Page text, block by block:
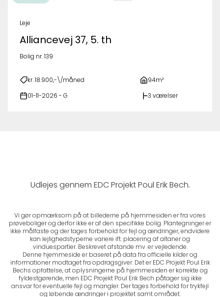
Leje
Alliancevej 37, 5. th
Bolig nr. 139
kr. 18.900,-\/måned 94m²
01-11-2026 - G 3 værelser
Udlejes gennem EDC Projekt Poul Erik Bech.
Vi gør opmærksom på at billederne på hjemmesiden er fra vores
prøveboliger og derfor ikke er af den specifikke bolig. Plantegninger er
ikke målfaste og der tages forbehold for fejl og ændringer, endvidere
kan lejlighedstyperne variere ift. placering af altaner og
vinduespartier. Beskrevet afstande mv. er vejledende.
Denne hjemmeside er baseret på data fra officielle kilder og
informationer modtaget fra opdragsgiver. Det er EDC Projekt Poul Erik
Bechs opfattelse, at oplysningerne på hjemmesiden er korrekte og
fyldestgørende, men EDC Projekt Poul Erik Bech påtager sig ikke
ansvar for eventuelle fejl og mangler. Der tages forbehold for trykfejl
og løbende ændringer i projektet samt området.